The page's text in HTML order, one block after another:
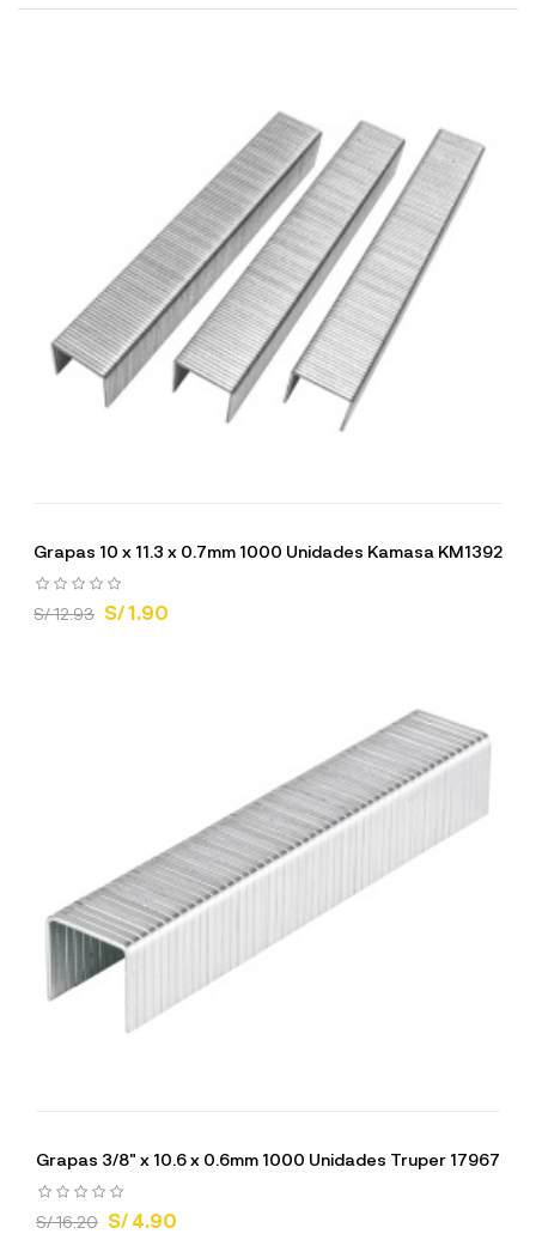
Grapas 10 x 11.3 x 0.7mm 1000 Unidades Kamasa KM1392
S/ 12.93 S/ 1.90
Grapas 3/8" x 10.6 x 0.6mm 1000 Unidades Truper 17967
S/ 16.20 S/ 4.90